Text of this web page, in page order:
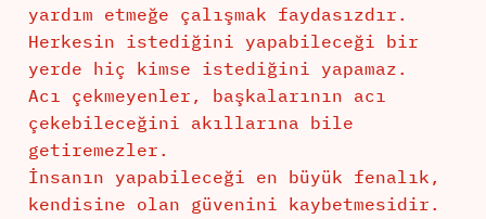
yardım etmeğe çalışmak faydasızdır.
Herkesin istediğini yapabileceği bir
yerde hiç kimse istediğini yapamaz.
Acı çekmeyenler, başkalarının acı
çekebileceğini akıllarına bile
getiremezler.
İnsanın yapabileceği en büyük fenalık,
kendisine olan güvenini kaybetmesidir.